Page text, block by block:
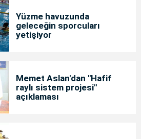
Yüzme havuzunda
geleceğin sporcuları
yetişiyor
Memet Aslan'dan "Hafif
raylı sistem projesi"
açıklaması